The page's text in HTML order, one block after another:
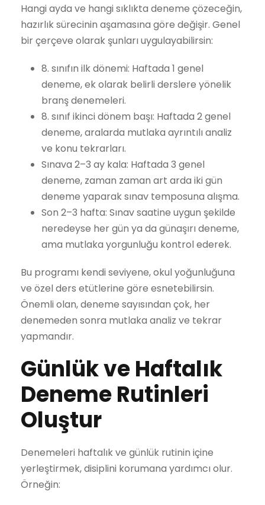
Hangi ayda ve hangi sıklıkta deneme çözeceğin,
hazırlık sürecinin aşamasına göre değişir. Genel
bir çerçeve olarak şunları uygulayabilirsin:
8. sınıfın ilk dönemi: Haftada 1 genel
deneme, ek olarak belirli derslere yönelik
branş denemeleri.
8. sınıf ikinci dönem başı: Haftada 2 genel
deneme, aralarda mutlaka ayrıntılı analiz
ve konu tekrarları.
Sınava 2–3 ay kala: Haftada 3 genel
deneme, zaman zaman art arda iki gün
deneme yaparak sınav temposuna alışma.
Son 2–3 hafta: Sınav saatine uygun şekilde
neredeyse her gün ya da günaşırı deneme,
ama mutlaka yorgunluğu kontrol ederek.
Bu programı kendi seviyene, okul yoğunluğuna
ve özel ders etütlerine göre esnetebilirsin.
Önemli olan, deneme sayısından çok, her
denemeden sonra mutlaka analiz ve tekrar
yapmandır.
Günlük ve Haftalık
Deneme Rutinleri
Oluştur
Denemeleri haftalık ve günlük rutinin içine
yerleştirmek, disiplini korumana yardımcı olur.
Örneğin: